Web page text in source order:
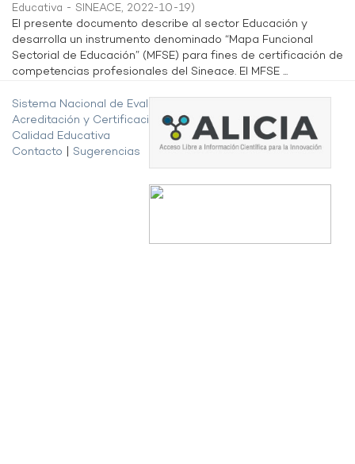
Educativa - SINEACE, 2022-10-19)
El presente documento describe al sector Educación y
desarrolla un instrumento denominado “Mapa Funcional
Sectorial de Educación” (MFSE) para fines de certificación de
competencias profesionales del Sineace. El MFSE ...
Sistema Nacional de Evaluación,
Acreditación y Certificación de la
Calidad Educativa
Contacto
Sugerencias